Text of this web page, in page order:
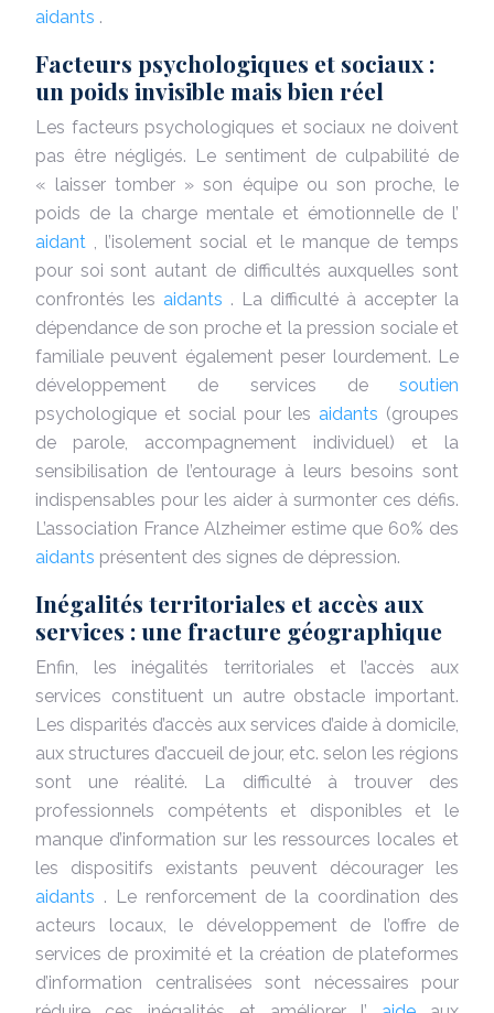
aidants .
Facteurs psychologiques et sociaux :
un poids invisible mais bien réel
Les facteurs psychologiques et sociaux ne doivent
pas être négligés. Le sentiment de culpabilité de
« laisser tomber » son équipe ou son proche, le
poids de la charge mentale et émotionnelle de l’
aidant
, l’isolement social et le manque de temps
pour soi sont autant de difficultés auxquelles sont
confrontés les aidants . La difficulté à accepter la
dépendance de son proche et la pression sociale et
familiale peuvent également peser lourdement. Le
développement de services de soutien
psychologique et social pour les aidants (groupes
de parole, accompagnement individuel) et la
sensibilisation de l’entourage à leurs besoins sont
indispensables pour les aider à surmonter ces défis.
L’association France Alzheimer estime que 60% des
aidants présentent des signes de dépression.
Inégalités territoriales et accès aux
services : une fracture géographique
Enfin, les inégalités territoriales et l’accès aux
services constituent un autre obstacle important.
Les disparités d’accès aux services d’aide à domicile,
aux structures d’accueil de jour, etc. selon les régions
sont une réalité. La difficulté à trouver des
professionnels compétents et disponibles et le
manque d’information sur les ressources locales et
les dispositifs existants peuvent décourager les
aidants . Le renforcement de la coordination des
acteurs locaux, le développement de l’offre de
services de proximité et la création de plateformes
d’information centralisées sont nécessaires pour